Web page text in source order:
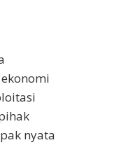
nyata